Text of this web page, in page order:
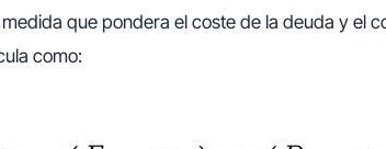
que pondera el coste de la deuda y el
como: